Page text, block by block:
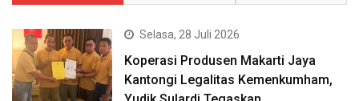
Selasa, 28 Juli 2026
Koperasi Produsen Makarti Jaya
Kantongi Legalitas Kemenkumham,